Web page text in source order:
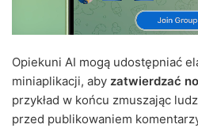
Opiekuni AI mogą udostępniać
miniaplikacji, aby zatwierdzać
przykład w końcu zmuszając
przed publikowaniem